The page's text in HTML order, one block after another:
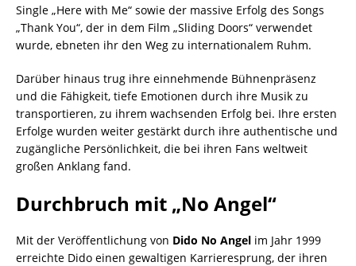
Single „Here with Me“ sowie der massive Erfolg des Songs
„Thank You“, der in dem Film „Sliding Doors“ verwendet
wurde, ebneten ihr den Weg zu internationalem Ruhm.
Darüber hinaus trug ihre einnehmende Bühnenpräsenz
und die Fähigkeit, tiefe Emotionen durch ihre Musik zu
transportieren, zu ihrem wachsenden Erfolg bei. Ihre ersten
Erfolge wurden weiter gestärkt durch ihre authentische und
zugängliche Persönlichkeit, die bei ihren Fans weltweit
großen Anklang fand.
Durchbruch mit „No Angel“
Mit der Veröffentlichung von Dido No Angel im Jahr 1999
erreichte Dido einen gewaltigen Karrieresprung, der ihren